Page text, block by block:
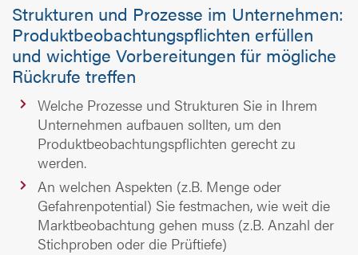
Strukturen und Prozesse im Unternehmen:
Produktbeobachtungspflichten erfüllen
und wichtige Vorbereitungen für mögliche
Rückrufe treffen
Welche Prozesse und Strukturen Sie in Ihrem
Unternehmen aufbauen sollten, um den
Produktbeobachtungspflichten gerecht zu
werden.
An welchen Aspekten (z.B. Menge oder
Gefahrenpotential) Sie festmachen, wie weit die
Marktbeobachtung gehen muss (z.B. Anzahl der
Stichproben oder die Prüftiefe)